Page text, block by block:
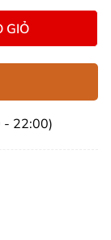
GIỎ
- 22:00)